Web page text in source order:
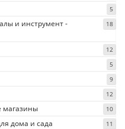
5
и инструмент -
18
12
5
9
12
магазины 10
дома и сада 11